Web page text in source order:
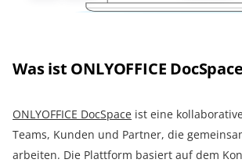
Was ist ONLYOFFICE
ONLYOFFICE DocSpace ist eine
Teams, Kunden und Partner, die
arbeiten. Die Plattform basiert auf dem